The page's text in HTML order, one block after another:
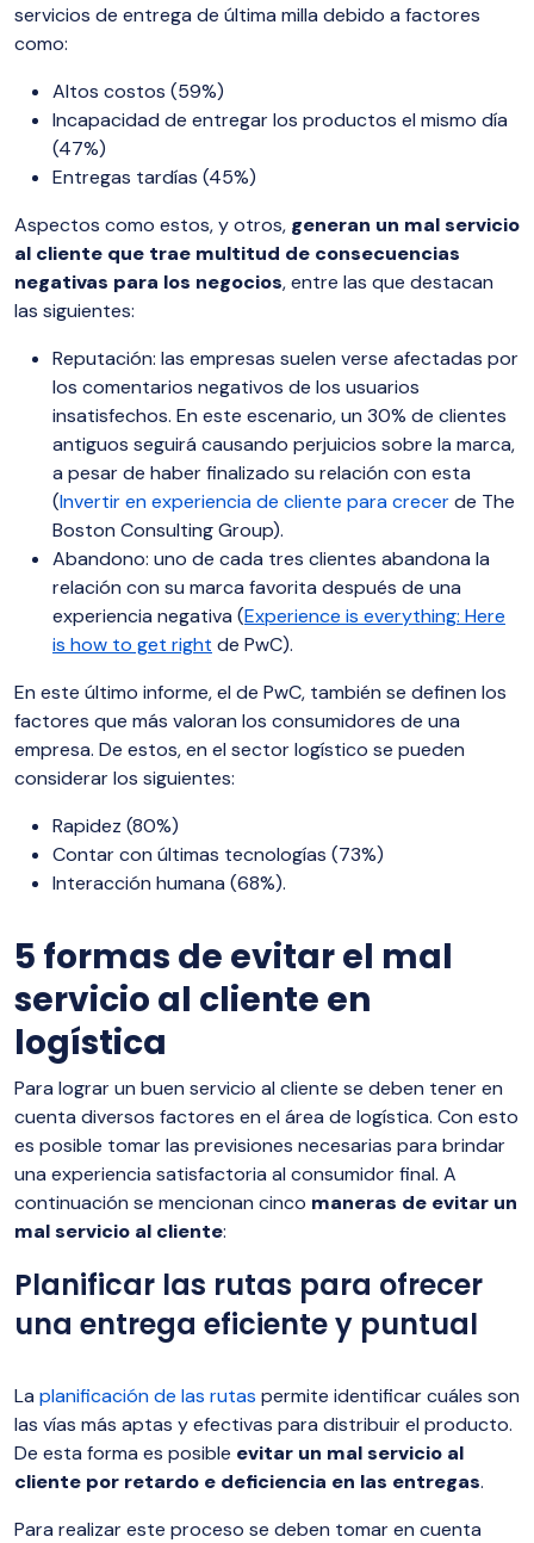
servicios de entrega de última milla debido a factores
como:
Altos costos (59%)
Incapacidad de entregar los productos el mismo día
(47%)
Entregas tardías (45%)
Aspectos como estos, y otros, generan un mal servicio
al cliente que trae multitud de consecuencias
negativas para los negocios, entre las que destacan
las siguientes:
Reputación: las empresas suelen verse afectadas por
los comentarios negativos de los usuarios
insatisfechos. En este escenario, un 30% de clientes
antiguos seguirá causando perjuicios sobre la marca,
a pesar de haber finalizado su relación con esta
(Invertir en experiencia de cliente para crecerde The
Boston Consulting Group).
Abandono: uno de cada tres clientes abandona la
relación con su marca favorita después de una
experiencia negativa (Experience is everything: Here
is how to get right de PwC).
En este último informe, el de PwC, también se definen los
factores que más valoran los consumidores de una
empresa. De estos, en el sector logístico se pueden
considerar los siguientes:
Rapidez (80%)
Contar con últimas tecnologías (73%)
Interacción humana (68%).
5 formas de evitar el mal
servicio al cliente en
logística
Para lograr un buen servicio al cliente se deben tener en
cuenta diversos factores en el área de logística. Con esto
es posible tomar las previsiones necesarias para brindar
una experiencia satisfactoria al consumidor final. A
continuación se mencionan cinco maneras de evitar un
mal servicio al cliente:
Planificar las rutas para ofrecer
una entrega eficiente y puntual
La planificación de las rutas permite identificar cuáles son
las vías más aptas y efectivas para distribuir el producto.
De esta forma es posible evitar un mal servicio al
cliente por retardo e deficiencia en las entregas.
Para realizar este proceso se deben tomar en cuenta